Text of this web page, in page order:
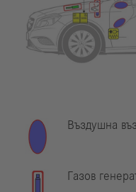
Въздушна
Газов